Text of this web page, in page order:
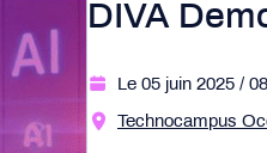
DIVA
Le 05 juin 2025 /
Technocampus